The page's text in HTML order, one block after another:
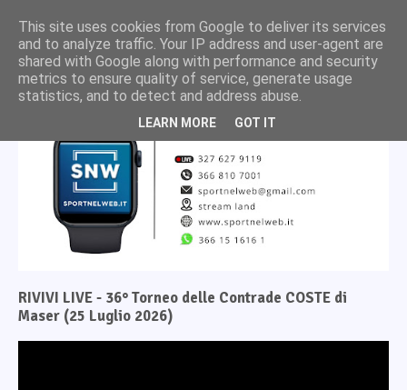
RIVIVI LIVE - 36° Torneo delle Contrade COSTE di
Maser (25 Luglio 2026)
This site uses cookies from Google to deliver its services
and to analyze traffic. Your IP address and user-agent are
shared with Google along with performance and security
metrics to ensure quality of service, generate usage
statistics, and to detect and address abuse.
LEARN MORE GOT IT